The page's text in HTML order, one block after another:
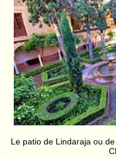
Le patio de Lindaraja ou